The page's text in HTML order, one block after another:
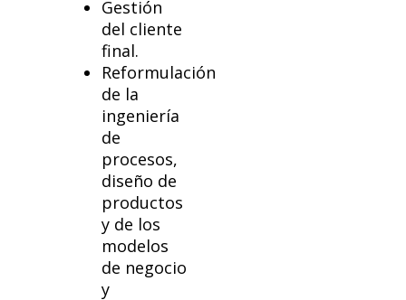
Gestión
del cliente
final.
Reformulación
de la
ingeniería
de
procesos,
diseño de
productos
y de los
modelos
de negocio
y